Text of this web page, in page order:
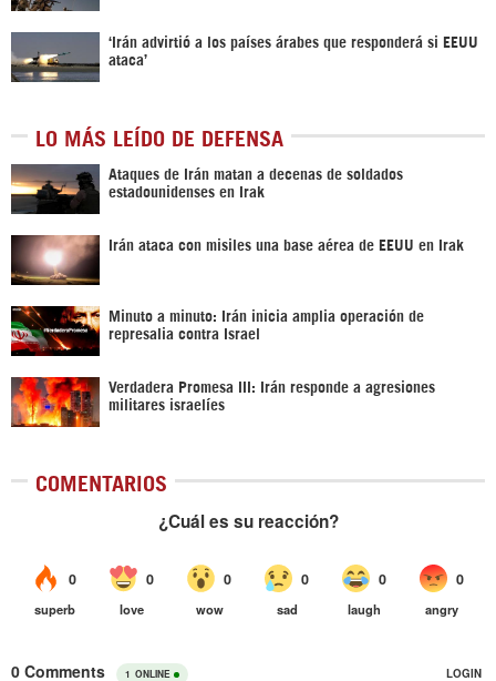
‘Irán advirtió a los países árabes que responderá si EEUU
ataca’
LO MÁS LEÍDO DE DEFENSA
Ataques de Irán matan a decenas de soldados
estadounidenses en Irak
Irán ataca con misiles una base aérea de EEUU en Irak
Minuto a minuto: Irán inicia amplia operación de
represalia contra Israel
Verdadera Promesa III: Irán responde a agresiones
militares israelíes
COMENTARIOS